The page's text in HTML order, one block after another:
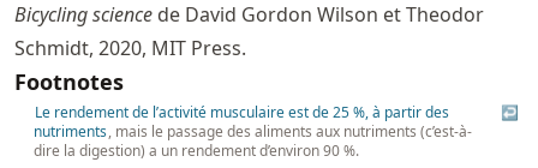
Bicycling science de David Gordon Wilson et Theodor
Schmidt, 2020, MIT Press.
Footnotes
Le rendement de l’activité musculaire est de 25 %, à partir des
nutriments, mais le passage des aliments aux nutriments (c’est-à-
dire la digestion) a un rendement d’environ 90 %.
↩